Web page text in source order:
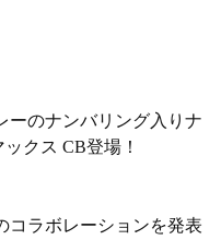
ーのナンバリング入りナ
クス CB登場！
コラボレーションを発表